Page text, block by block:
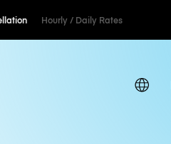
Hourly / Daily Rates